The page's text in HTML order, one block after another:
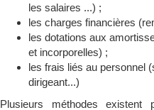
les salaires ...) ;
les charges financières
les dotations aux
et incorporelles) ;
les frais liés au personnel
dirigeant...)
Plusieurs méthodes existent